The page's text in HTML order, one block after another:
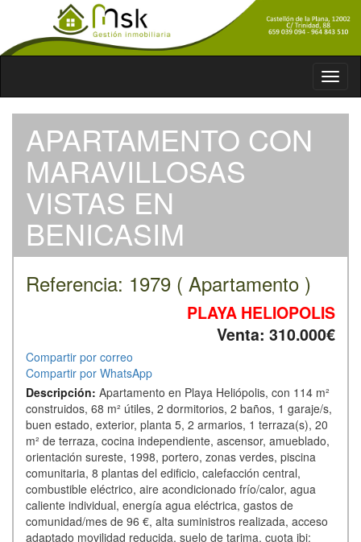
APARTAMENTO CON
MARAVILLOSAS
VISTAS EN
BENICASIM
Referencia: 1979 ( Apartamento )
PLAYA HELIOPOLIS
Venta: 310.000€
Compartir por correo
Compartir por WhatsApp
Descripción: Apartamento en Playa Heliópolis, con 114 m²
construidos, 68 m² útiles, 2 dormitorios, 2 baños, 1 garaje/s,
buen estado, exterior, planta 5, 2 armarios, 1 terraza(s), 20
m² de terraza, cocina independiente, ascensor, amueblado,
orientación sureste, 1998, portero, zonas verdes, piscina
comunitaria, 8 plantas del edificio, calefacción central,
combustible eléctrico, aire acondicionado frío/calor, agua
caliente individual, energía agua eléctrica, gastos de
comunidad/mes de 96 €, alta suministros realizada, acceso
adaptado movilidad reducida, suelo de tarima, cuota ibi: